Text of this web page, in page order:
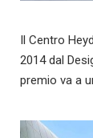
Il Centro
2014 dal
premio va a